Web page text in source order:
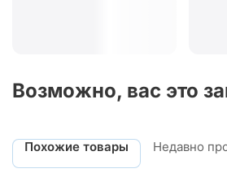
Возможно, вас это
Похожие товары Недавно